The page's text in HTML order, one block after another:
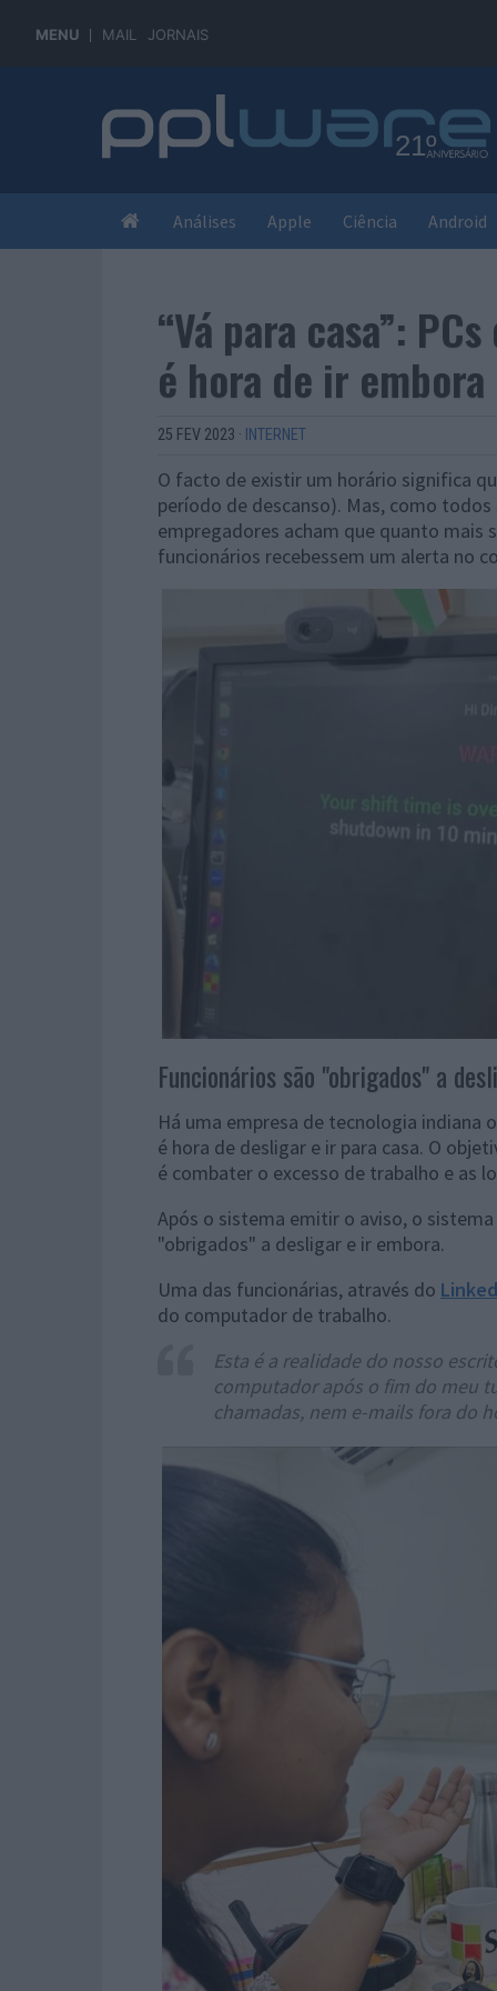
MENU MAIL JORNAIS
Análises Apple Ciência Android
“Vá para casa”:
é hora de ir embora
25 FEV 2023 · INTERNET
O facto de existir um horário significa
período de descanso). Mas, como
empregadores acham que quanto mais
funcionários recebessem um alerta no
Funcionários são "obrigados" a
Há uma empresa de tecnologia indiana
é hora de desligar e ir para casa. O
é combater o excesso de trabalho e as
Após o sistema emitir o aviso, o
"obrigados" a desligar e ir embora.
Uma das funcionárias, através do
do computador de trabalho.
Esta é a realidade do nosso
computador após o fim do meu
chamadas, nem e-mails fora do